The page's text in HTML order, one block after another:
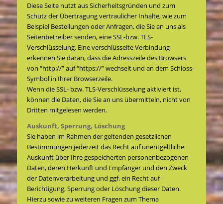
Diese Seite nutzt aus Sicherheitsgründen und zum
Schutz der Übertragung vertraulicher Inhalte, wie zum
Beispiel Bestellungen oder Anfragen, die Sie an uns als
Seitenbetreiber senden, eine SSL-bzw. TLS-
Verschlüsselung. Eine verschlüsselte Verbindung
erkennen Sie daran, dass die Adresszeile des Browsers
von “http://” auf “https://” wechselt und an dem Schloss-
Symbol in Ihrer Browserzeile.
Wenn die SSL- bzw. TLS-Verschlüsselung aktiviert ist,
können die Daten, die Sie an uns übermitteln, nicht von
Dritten mitgelesen werden.
Auskunft, Sperrung, Löschung
Sie haben im Rahmen der geltenden gesetzlichen
Bestimmungen jederzeit das Recht auf unentgeltliche
Auskunft über Ihre gespeicherten personenbezogenen
Daten, deren Herkunft und Empfänger und den Zweck
der Datenverarbeitung und ggf. ein Recht auf
Berichtigung, Sperrung oder Löschung dieser Daten.
Hierzu sowie zu weiteren Fragen zum Thema